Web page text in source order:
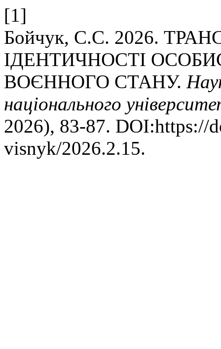
[1]
Бойчук, С.С. 2026.
ІДЕНТИЧНОСТІ
ВОЄННОГО СТАНУ.
національного
2026), 83-87. DOI:https://
visnyk/2026.2.15.